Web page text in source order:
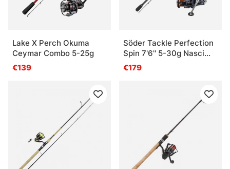
Lake X Perch Okuma
Ceymar Combo 5-25g
€139
Söder Tackle Perfection
Spin 7'6'' 5-30g Nasci
Combo
€179